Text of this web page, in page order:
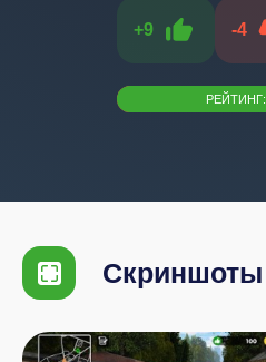
+9 -4
РЕЙТИНГ:
Скриншоты